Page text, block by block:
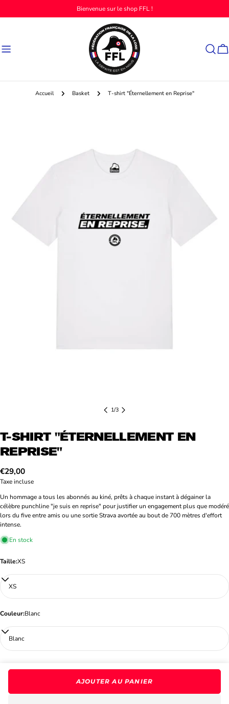
Bienvenue sur le shop FFL !
Accueil Basket T-shirt "Éternellement en Reprise"
1/3
T-SHIRT "ÉTERNELLEMENT EN
REPRISE"
Prix
habituel
€29,00
Taxe incluse
Un hommage a tous les abonnés au kiné, prêts à chaque instant à dégainer la
célèbre punchline "je suis en reprise" pour justifier un engagement plus que modéré
lors du five entre amis ou une sortie Strava avortée au bout de 700 mètres d'effort
intense.
En stock
Taille:XS
Couleur:Blanc
AJOUTER AU PANIER